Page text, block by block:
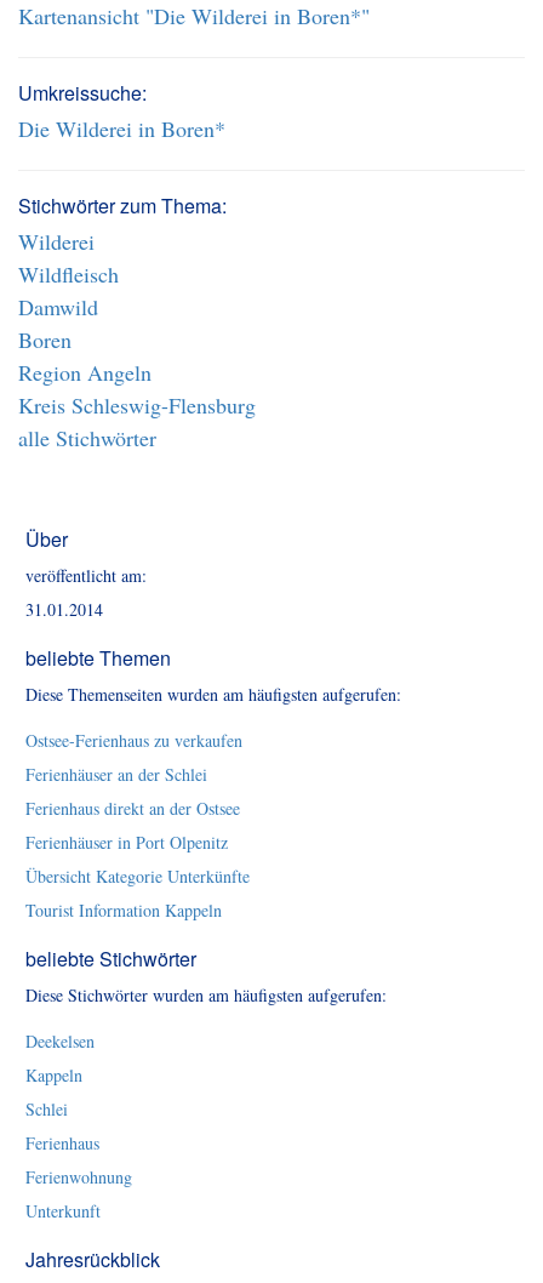
Kartenansicht "Die Wilderei in Boren*"
Umkreissuche:
Die Wilderei in Boren*
Stichwörter zum Thema:
Wilderei
Wildfleisch
Damwild
Boren
Region Angeln
Kreis Schleswig-Flensburg
alle Stichwörter
Über
veröffentlicht am:
31.01.2014
beliebte Themen
Diese Themenseiten wurden am häufigsten aufgerufen:
Ostsee-Ferienhaus zu verkaufen
Ferienhäuser an der Schlei
Ferienhaus direkt an der Ostsee
Ferienhäuser in Port Olpenitz
Übersicht Kategorie Unterkünfte
Tourist Information Kappeln
beliebte Stichwörter
Diese Stichwörter wurden am häufigsten aufgerufen:
Deekelsen
Kappeln
Schlei
Ferienhaus
Ferienwohnung
Unterkunft
Jahresrückblick